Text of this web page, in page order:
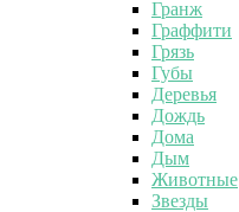
Гранж
Граффити
Грязь
Губы
Деревья
Дождь
Дома
Дым
Животные
Звезды